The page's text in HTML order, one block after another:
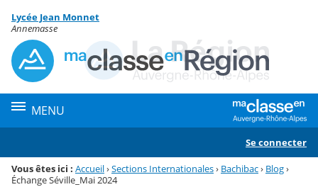
Menu de la rubrique
Contenu
Lycée Jean Monnet
Annemasse
MENU
Se connecter
Vous êtes ici : Accueil›Sections Internationales› Bachibac› Blog›
Échange Séville_Mai 2024